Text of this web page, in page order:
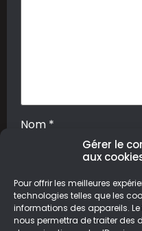
Gérer le
aux
Pour offrir les meilleures
technologies telles que les
informations des appareils.
nous permettra de traiter des
Nom *
Site web